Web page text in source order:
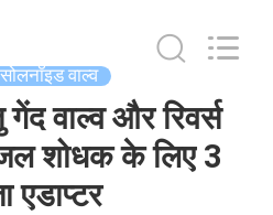
वाल्व
वाल्व और रिवर्स
शोधक के लिए 3
एडाप्टर